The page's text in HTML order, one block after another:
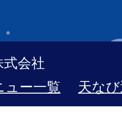
会社
ュー一覧
天な